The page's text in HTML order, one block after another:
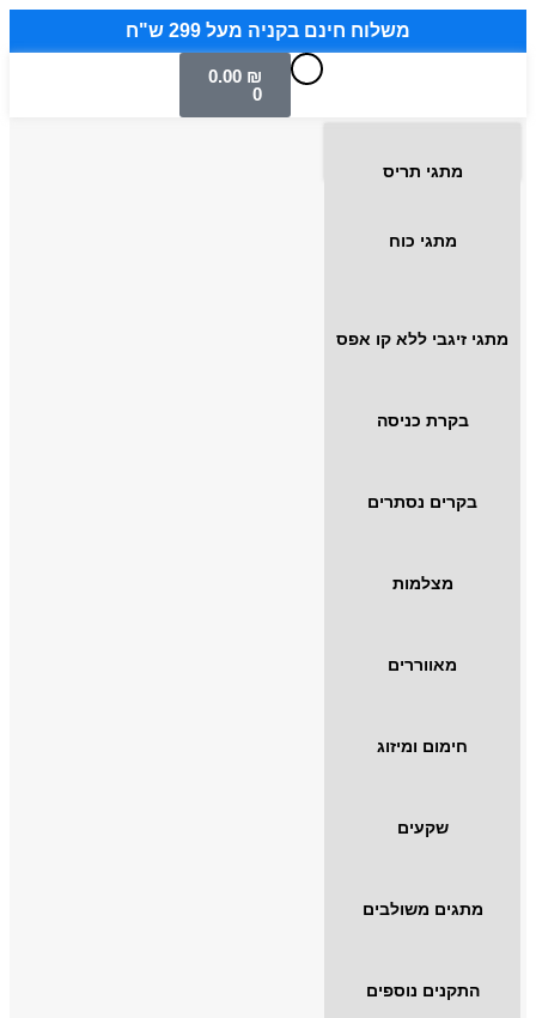
משלוח חינם בקניה מעל 299 ש"ח
0.00 ₪
0
מתגי תריס
מתגי כוח
מתגי זיגבי ללא קו אפס
בקרת כניסה
בקרים נסתרים
מצלמות
מאווררים
חימום ומיזוג
שקעים
מתגים משולבים
התקנים נוספים